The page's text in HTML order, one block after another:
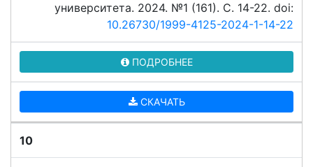
университета. 2024. №1 (161). C. 14-22. doi:
10.26730/1999-4125-2024-1-14-22
ПОДРОБНЕЕ
СКАЧАТЬ
10